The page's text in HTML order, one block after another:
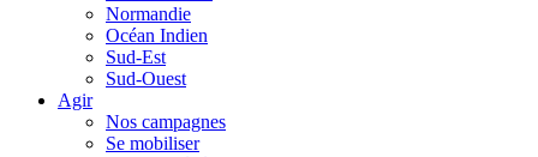
Normandie
Océan Indien
Sud-Est
Sud-Ouest
Agir
Nos campagnes
Se mobiliser